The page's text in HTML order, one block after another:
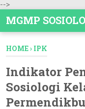
-->
MGMP
HOME› IPK
Indikator
Sosiologi